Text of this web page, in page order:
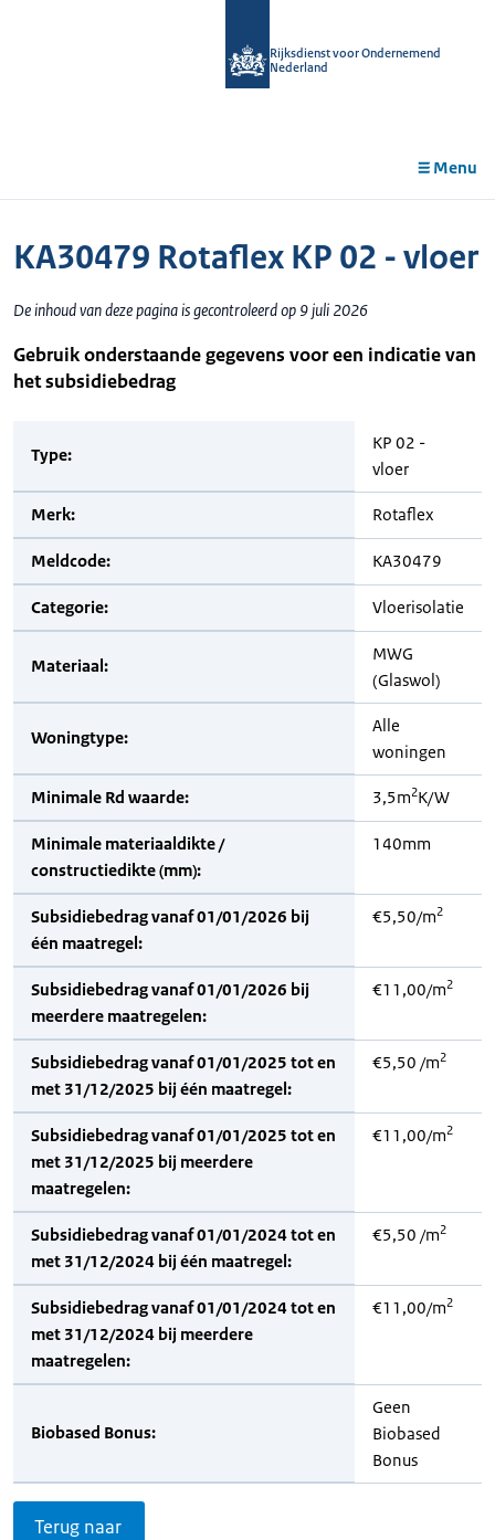
Rijksdienst voor Ondernemend
Nederland
Menu
KA30479 Rotaflex KP 02 - vloer
De inhoud van deze pagina is gecontroleerd op 9 juli 2026
Gebruik onderstaande gegevens voor een indicatie van
het subsidiebedrag
Type:
KP 02 -
vloer
Merk: Rotaflex
Meldcode: KA30479
Categorie: Vloerisolatie
Materiaal:
MWG
(Glaswol)
Woningtype:
Alle
woningen
Minimale Rd waarde: 3,5m2K/W
Minimale materiaaldikte /
constructiedikte (mm):
140mm
Subsidiebedrag vanaf 01/01/2026 bij
één maatregel:
€5,50/m2
Subsidiebedrag vanaf 01/01/2026 bij
meerdere maatregelen:
€11,00/m2
Subsidiebedrag vanaf 01/01/2025 tot en
met 31/12/2025 bij één maatregel:
€5,50 /m2
Subsidiebedrag vanaf 01/01/2025 tot en
met 31/12/2025 bij meerdere
maatregelen:
€11,00/m2
Subsidiebedrag vanaf 01/01/2024 tot en
met 31/12/2024 bij één maatregel:
€5,50 /m2
Subsidiebedrag vanaf 01/01/2024 tot en
met 31/12/2024 bij meerdere
maatregelen:
€11,00/m2
Biobased Bonus:
Geen
Biobased
Bonus
Terug naar